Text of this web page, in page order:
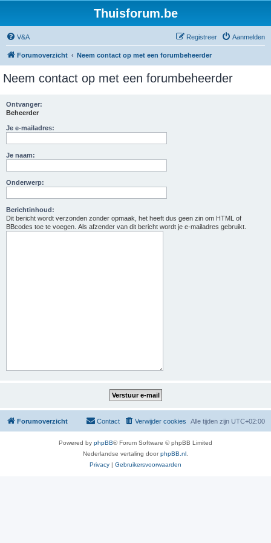
Thuisforum.be
V&A Aanmelden
Registreer
Forumoverzicht Neem contact op met een forumbeheerder
Neem contact op met een forumbeheerder
Ontvanger:
Beheerder
Je e-mailadres:
Je naam:
Onderwerp:
Berichtinhoud:
Dit bericht wordt verzonden zonder opmaak, het heeft dus geen zin om HTML of
BBcodes toe te voegen. Als afzender van dit bericht wordt je e-mailadres gebruikt.
Forumoverzicht Alle tijden zijn UTC+02:00
Verwijder cookies
Contact
Powered by phpBB® Forum Software © phpBB Limited
Nederlandse vertaling doorphpBB.nl
Privacy | Gebruikersvoorwaarden